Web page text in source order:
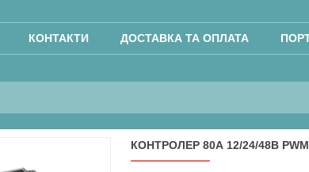
КОНТАКТИ ДОСТАВКА ТА ОПЛАТА
КОНТРОЛЕР 80А 12/24/48В PWM